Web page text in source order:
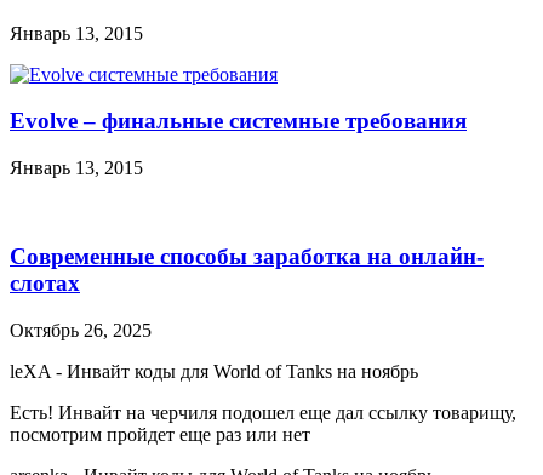
Январь 13, 2015
Evolve – финальные системные требования
Январь 13, 2015
Современные способы заработка на онлайн-
слотах
Октябрь 26, 2025
leXA - Инвайт коды для World of Tanks на ноябрь
Есть! Инвайт на черчиля подошел еще дал ссылку товарищу,
посмотрим пройдет еще раз или нет